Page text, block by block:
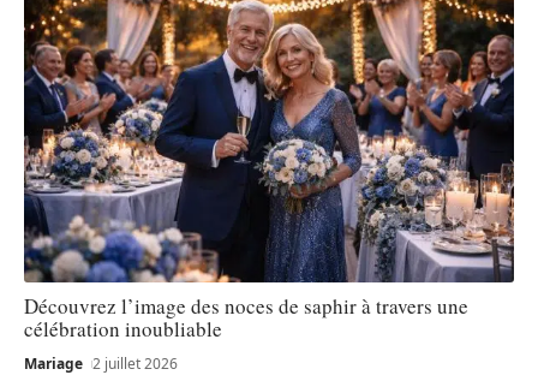
Découvrez l’image des noces de saphir à travers une
célébration inoubliable
Mariage 2 juillet 2026